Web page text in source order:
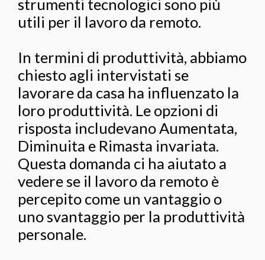
strumenti tecnologici sono più
utili per il lavoro da remoto.
In termini di produttività, abbiamo
chiesto agli intervistati se
lavorare da casa ha influenzato la
loro produttività. Le opzioni di
risposta includevano Aumentata,
Diminuita e Rimasta invariata.
Questa domanda ci ha aiutato a
vedere se il lavoro da remoto è
percepito come un vantaggio o
uno svantaggio per la produttività
personale.